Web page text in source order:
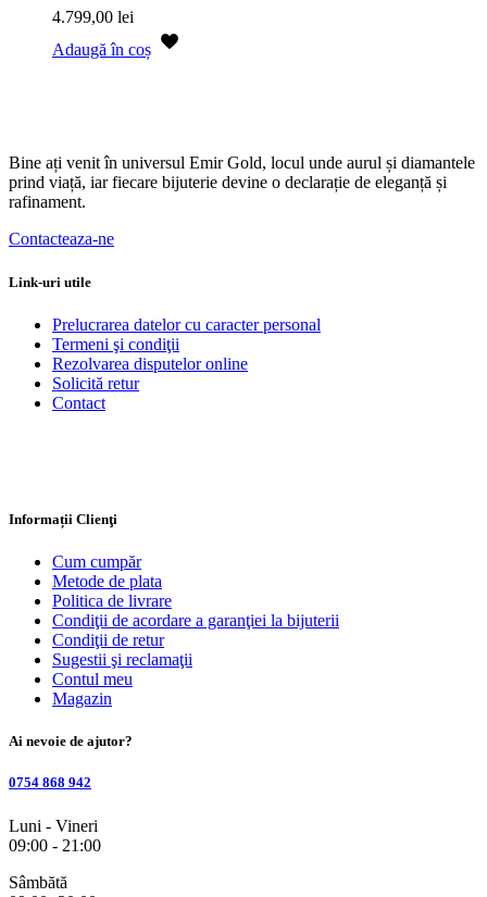
4.799,00 lei
Adaugă în coș
Bine ați venit în universul Emir Gold, locul unde aurul și diamantele
prind viață, iar fiecare bijuterie devine o declarație de eleganță și
rafinament.
Contacteaza-ne
Link-uri utile
Prelucrarea datelor cu caracter personal
Termeni şi condiţii
Rezolvarea disputelor online
Solicită retur
Contact
Informații Clienţi
Cum cumpăr
Metode de plata
Politica de livrare
Condiţii de acordare a garanţiei la bijuterii
Condiţii de retur
Sugestii şi reclamaţii
Contul meu
Magazin
Ai nevoie de ajutor?
0754 868 942
Luni - Vineri
09:00 - 21:00
Sâmbătă